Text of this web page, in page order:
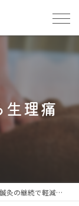
生理痛
鍼灸の継続で軽減する生理痛